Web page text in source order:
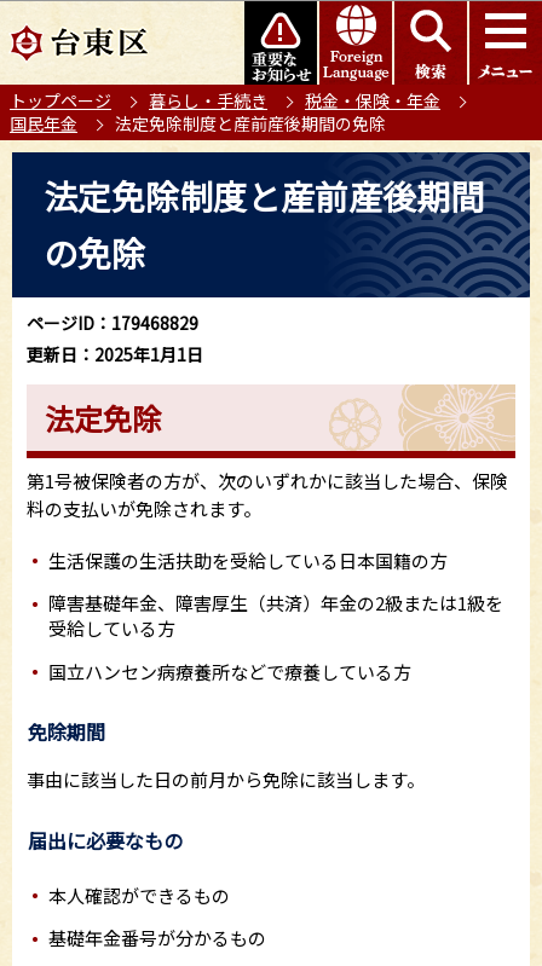
の
ー
ジ
このページの本文へ移動
トップページ 暮らし・手続き
税金・保険・年金
国民年金
法定免除制度と産前産後期間の免除
ら
法定免除制度と産前産後期間
の免除
ページID：179468829
更新日：2025年1月1日
法定免除
第1号被保険者の方が、次のいずれかに該当した場合、保険
料の支払いが免除されます。
生活保護の生活扶助を受給している日本国籍の方
障害基礎年金、障害厚生（共済）年金の2級または1級を
受給している方
国立ハンセン病療養所などで療養している方
免除期間
事由に該当した日の前月から免除に該当します。
届出に必要なもの
本人確認ができるもの
基礎年金番号が分かるもの